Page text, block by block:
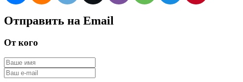
Отправить на Email
От кого